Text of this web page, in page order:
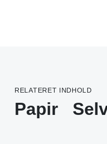
RELATERET INDHOLD
Papir